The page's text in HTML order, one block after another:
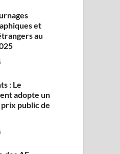
et
au
: Le
adopte un
public de